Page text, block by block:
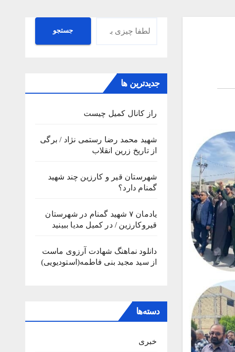
جستجو جستجو
جدیدترین ها
راز کانال کمیل چیست
شهید محمد رضا رستمی نژاد / برگی
از تاریخ زرین انقلاب
شهرستان قیر و کارزین چند شهید
گمنام دارد؟
یادمان ۷ شهید گمنام در شهرستان
قیروکارزین / در کمیل مدیا ببینید
دانلود نماهنگ شهادت آرزوی ماست
از سید مجید بنی فاطمه(استودیویی)
دسته‌ها
خبری